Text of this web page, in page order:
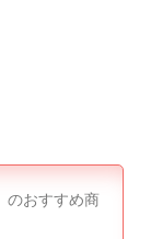
のおすすめ商